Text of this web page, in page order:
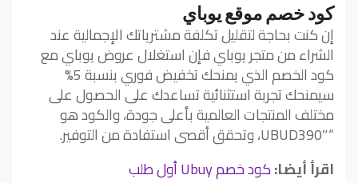
كود خصم موقع يوباي
إن كنت بحاجة لتقليل تكلفة مشترياتك الإجمالية عند
الشراء من متجر يوباي فإن استغلال عروض يوباي مع
كود الخصم الذي يمنحك تخفيض فوري بنسبة 5%
سيمنحك تجربة استثنائية تساعدك على الحصول على
مختلف المنتجات العالمية بأعلى جودة، والكود هو
“UBUD390″، وتحقق أقصى استفادة من التوفير.
اقرأ أيضا:كود خصم Ubuy أول طلب